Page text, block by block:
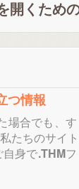
開くため
つ情報
場合でも、
たちのサイ
身で.THM